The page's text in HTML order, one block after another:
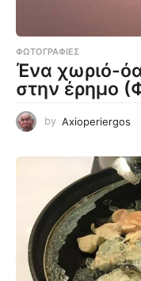
ΦΩΤΟΓΡΑΦΊΕΣ
Ένα χωριό-
στην έρημο
by Axioperiergos